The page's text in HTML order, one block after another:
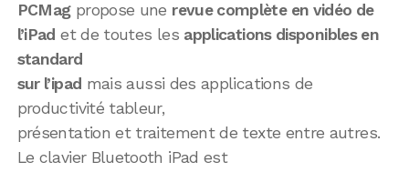
PCMagpropose une revue complète en vidéo de
l’iPad et de toutes les applications disponibles en
standard
sur l’ipad mais aussi des applications de
productivité tableur,
présentation et traitement de texte entre autres.
Le clavier Bluetooth iPad est